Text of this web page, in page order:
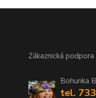
Zákaznická
Bohunka
tel.